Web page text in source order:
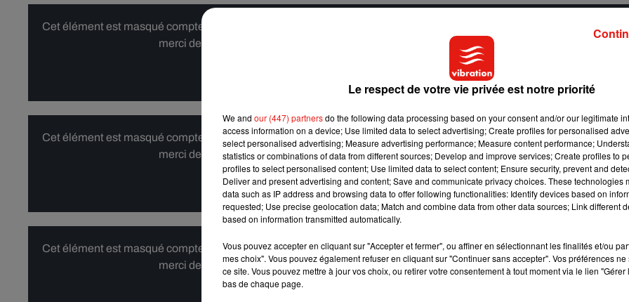
Cet élément est masqué compte-tenu du refus du dépôt de cookies que vous avez exprimé. Si vous souhaitez l'afficher,
merci de nous donner votre accord en cliquant sur le bouton ci-dessous.
Cet élément est masqué compte-tenu du refus du dépôt de cookies que vous avez exprimé. Si vous souhaitez l'afficher,
merci de nous donner votre accord en cliquant sur le bouton ci-dessous.
Afficher l'élément
Cet élément est masqué compte-tenu du refus du dépôt de cookies que vous avez exprimé. Si vous souhaitez l'afficher,
merci de nous donner votre accord en cliquant sur le bouton ci-dessous.
Le respect de votre vie privée est notre priorité
We and our (447) partnersdo the following data processing based on your consent and/or our legitimate
access information on a device; Use limited data to select advertising; Create profiles for personalised
select personalised advertising; Measure advertising performance; Measure content performance;
statistics or combinations of data from different sources; Develop and improve services; Create profiles to
profiles to select personalised content; Use limited data to select content; Ensure security, prevent and
Deliver and present advertising and content; Save and communicate privacy choices. These technologies
data such as IP address and browsing data to offer following functionalities: Identify devices based on
requested; Use precise geolocation data; Match and combine data from other data sources; Link different
based on information transmitted automatically.
Vous pouvez accepter en cliquant sur "Accepter et fermer", ou affiner en sélectionnant les finalités et/ou
mes choix". Vous pouvez également refuser en cliquant sur "Continuer sans accepter". Vos préférences
ce site. Vous pouvez mettre à jour vos choix, ou retirer votre consentement à tout moment via le lien
bas de chaque page.